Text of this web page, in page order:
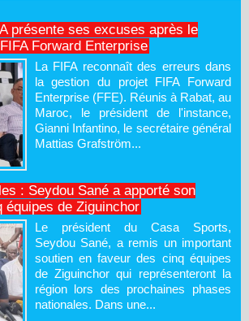
présente ses excuses après le
Forward Enterprise
La FIFA reconnaît des erreurs dans
la gestion du projet FIFA Forward
Enterprise (FFE). Réunis à Rabat, au
Maroc, le président de l'instance,
Gianni Infantino, le secrétaire général
Mattias Grafström...
: Seydou Sané a apporté son
équipes de Ziguinchor
Le président du Casa Sports,
Seydou Sané, a remis un important
soutien en faveur des cinq équipes
de Ziguinchor qui représenteront la
région lors des prochaines phases
nationales. Dans une...